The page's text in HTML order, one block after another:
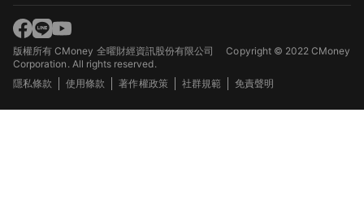
版權所有 CMoney 全曜財經資訊股份有限公司Copyright © 2022 CMoney
Corporation. All rights reserved.
隱私條款
使用條款 著作權政策 社群規範 免責聲明